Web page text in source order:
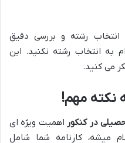
انتخاب رشته و بررسی دقیق
به انتخاب رشته نکنید. این
می کنید.
نکته مهم!
در کنکور اهمیت ویژه ای
میشه، کارنامه شما شامل